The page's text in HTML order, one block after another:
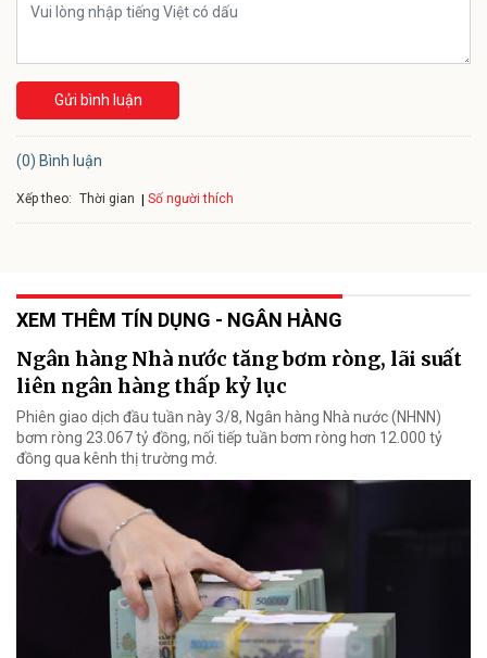
Gửi bình luận
(0) Bình luận
Xếp theo: Thời gian Số người thích
XEM THÊM TÍN DỤNG - NGÂN HÀNG
Ngân hàng Nhà nước tăng bơm ròng, lãi suất
liên ngân hàng thấp kỷ lục
Phiên giao dịch đầu tuần này 3/8, Ngân hàng Nhà nước (NHNN)
bơm ròng 23.067 tỷ đồng, nối tiếp tuần bơm ròng hơn 12.000 tỷ
đồng qua kênh thị trường mở.